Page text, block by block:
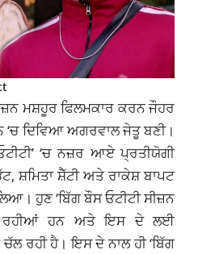
ਮਸ਼ਹੂਰ ਫਿਲਮਕਾਰ ਕਰਨ ਜੌਹਰ
‘ਚ ਦਿਵਿਆ ਅਗਰਵਾਲ ਜੇਤੂ ਬਣੀ।
‘ਚ ਨਜ਼ਰ ਆਏ ਪ੍ਰਤੀਯੋਗੀ
ਸ਼ਮਿਤਾ ਸ਼ੈੱਟੀ ਅਤੇ ਰਾਕੇਸ਼ ਬਾਪਟ
ਹੁਣ ‘ਬਿੱਗ ਬੌਸ ਓਟੀਟੀ ਸੀਜ਼ਨ
ਰਹੀਆਂ ਹਨ ਅਤੇ ਇਸ ਦੇ ਲਈ
ਰਹੀ ਹੈ। ਇਸ ਦੇ ਨਾਲ ਹੀ ‘ਬਿੱਗ